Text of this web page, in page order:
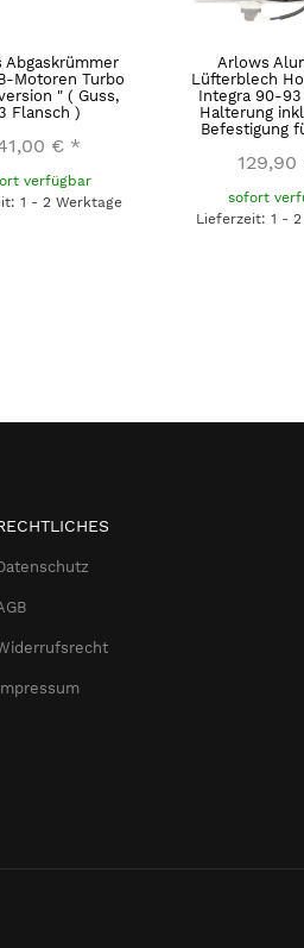
Abgaskrümmer
Motoren Turbo
" ( Guss,
Flansch )
€ *
verfügbar
1 - 2 Werktage
Arlows
Lüfterblech
Integra 90-
Halterung
Befestigung
129,90
sofort
Lieferzeit: 1 -